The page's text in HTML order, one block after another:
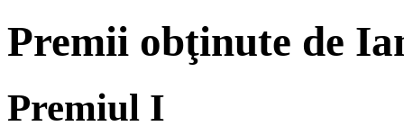
Premii obţinute de
Premiul I